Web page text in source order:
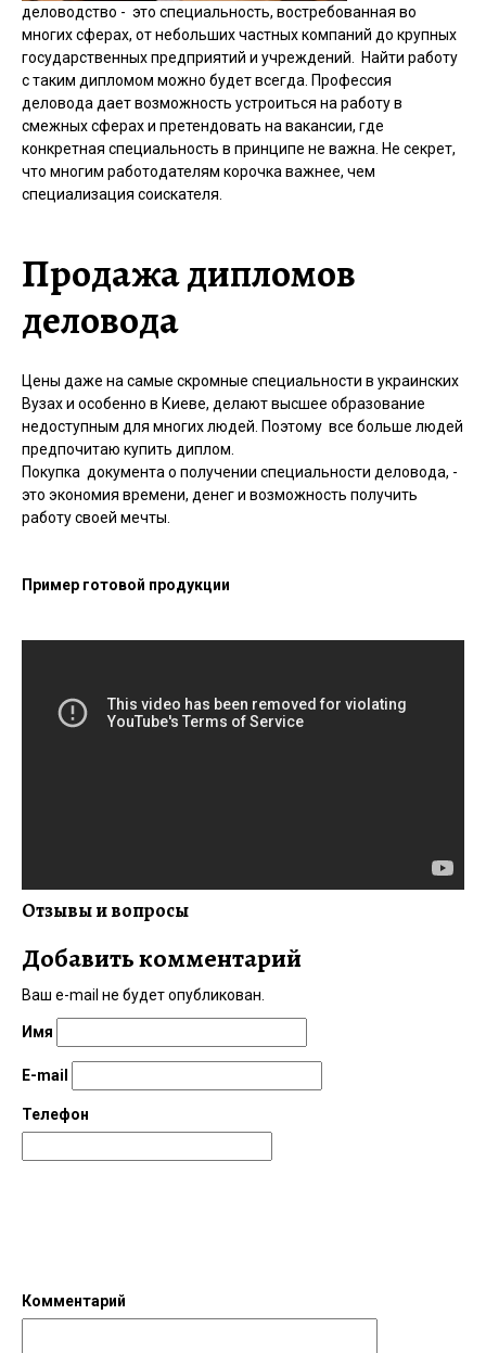
деловодство - это специальность, востребованная во
многих сферах, от небольших частных компаний до крупных
государственных предприятий и учреждений. Найти работу
с таким дипломом можно будет всегда. Профессия
деловода дает возможность устроиться на работу в
смежных сферах и претендовать на вакансии, где
конкретная специальность в принципе не важна. Не секрет,
что многим работодателям корочка важнее, чем
специализация соискателя.
Продажа дипломов
деловода
Цены даже на самые скромные специальности в украинских
Вузах и особенно в Киеве, делают высшее образование
недоступным для многих людей. Поэтому все больше людей
предпочитаю купить диплом.
Покупка документа о получении специальности деловода, -
это экономия времени, денег и возможность получить
работу своей мечты.
Пример готовой продукции
Отзывы и вопросы
Добавить комментарий
Ваш e-mail не будет опубликован.
Имя
E-mail
Телефон
Комментарий